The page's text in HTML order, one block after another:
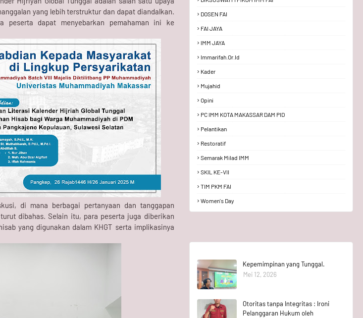
yang lebih terstruktur dan dapat diandalkan.
peserta dapat menyebarkan pemahaman ini ke
di mana berbagai pertanyaan dan tanggapan
dibahas. Selain itu, para peserta juga diberikan
yang digunakan dalam KHGT serta implikasinya
DOSEN FAI
FAI JAYA
IMM JAYA
Immarifah.or.id
Kader
Mujahid
Opini
PC IMM KOTA MAKASSAR DAM PID
Pelantikan
Restoratif
Semarak Milad IMM
SKIL KE-VII
TIM PKM FAI
Women's Day
Kepemimpinan yang Tunggal.
Mei 12, 2026
Otoritas tanpa Integritas : Ironi
Pelanggaran Hukum oleh